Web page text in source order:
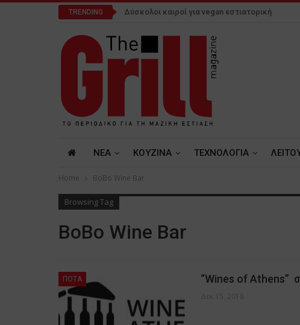
TRENDING Δύσκολοι καιροί για vegan εστιατορική
NEA ΚΟΥΖΙΝΑ ΤΕΧΝΟΛΟΓΙΑ
Home ΒοΒο Wine Bar
Browsing Tag
ΒοΒο Wine Bar
ΠΟΤΑ “Wines of Athens”
Δεκ 15, 2018